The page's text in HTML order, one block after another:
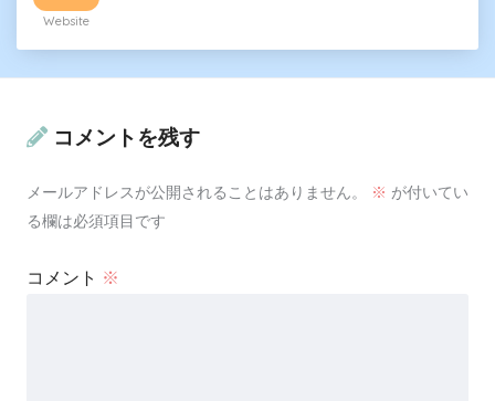
Website
コメントを残す
メールアドレスが公開されることはありません。 ※ が付いてい
る欄は必須項目です
コメント ※